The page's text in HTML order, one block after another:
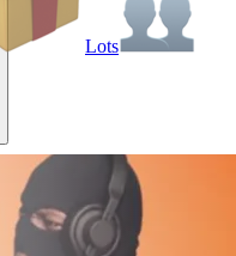
Lots